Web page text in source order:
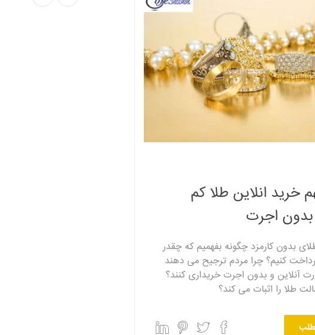
خرید انلاین طلا کم
اجرت
بدون کارمزد چگونه بفهمیم که چقدر
کنیم؟ چرا مردم ترجیح می دهند
آنلاین و بدون اجرت خریداری کنند؟
طلا را اثبات می کند؟